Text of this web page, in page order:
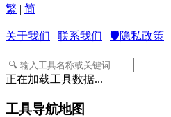
繁 | 简
关于我们 | 联系我们 | 🛡️隐私政策
正在加载工具数据...
工具导航地图